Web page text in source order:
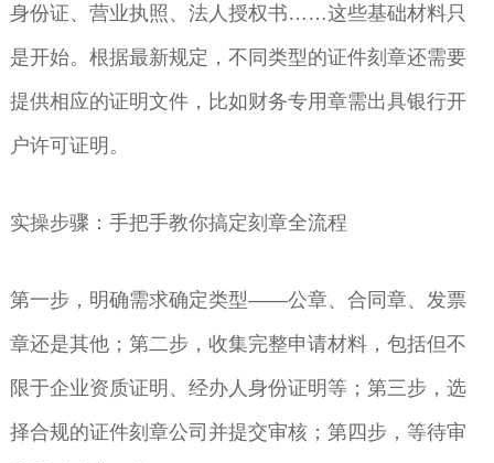
身份证、营业执照、法人授权书……这些基础材料只
是开始。根据最新规定，不同类型的证件刻章还需要
提供相应的证明文件，比如财务专用章需出具银行开
户许可证明。
实操步骤：手把手教你搞定刻章全流程
第一步，明确需求确定类型——公章、合同章、发票
章还是其他；第二步，收集完整申请材料，包括但不
限于企业资质证明、经办人身份证明等；第三步，选
择合规的证件刻章公司并提交审核；第四步，等待审